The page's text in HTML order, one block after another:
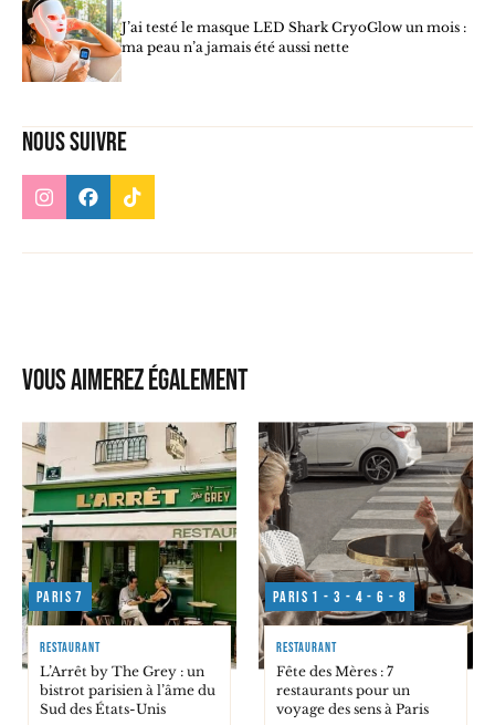
J’ai testé le masque LED Shark CryoGlow un mois :
ma peau n’a jamais été aussi nette
Nous suivre
Vous aimerez également
Paris 7
RESTAURANT
L’Arrêt by The Grey : un
bistrot parisien à l’âme du
Sud des États-Unis
Paris 1 - 3 - 4 - 6 - 8
RESTAURANT
Fête des Mères : 7
restaurants pour un
voyage des sens à Paris